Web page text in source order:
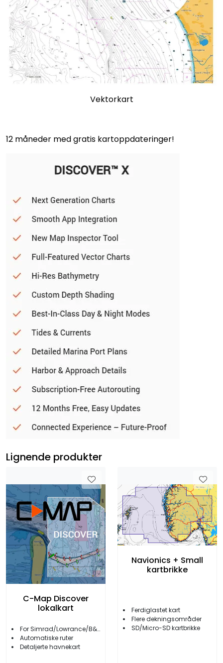
Vektorkart
12 måneder med gratis kartoppdateringer!
Lignende produkter
C-Map Discover
lokalkart
For Simrad/Lowrance/B&G
Automatiske ruter
Detaljerte havnekart
Navionics + Small
kartbrikke
Ferdiglastet kart
Flere dekningsområder
SD/Micro-SD kartbrikke